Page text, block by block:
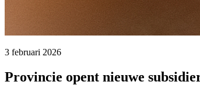
3 februari 2026
Provincie opent nieuwe